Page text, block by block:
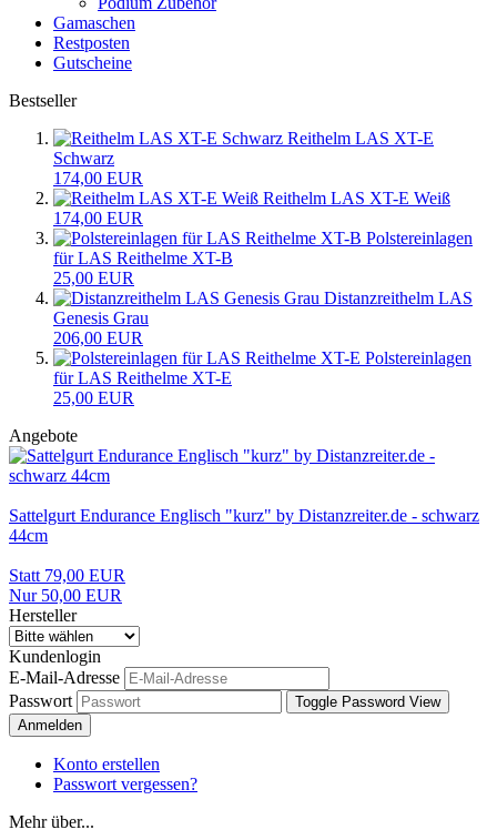
Gamaschen
Restposten
Gutscheine
Bestseller
Reithelm LAS XT-E
Schwarz
174,00 EUR
Reithelm LAS XT-E Weiß
174,00 EUR
Polstereinlagen
für LAS Reithelme XT-B
25,00 EUR
Distanzreithelm LAS
Genesis Grau
206,00 EUR
Polstereinlagen
für LAS Reithelme XT-E
25,00 EUR
Angebote
Sattelgurt Endurance Englisch "kurz" by Distanzreiter.de - schwarz
44cm
Statt 79,00 EUR
Nur 50,00 EUR
Hersteller
Kundenlogin
E-Mail-Adresse
Passwort
Toggle Password View
Anmelden
Konto erstellen
Passwort vergessen?
Mehr über...